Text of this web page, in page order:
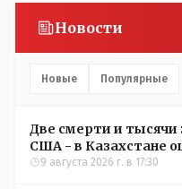
Новости
Новые Популярные
Две смерти и тысячи
США - в Казахстане
9 августа 2026 г. в 17:30